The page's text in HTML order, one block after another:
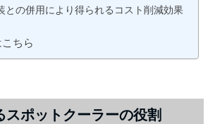
との併用により得られるコスト削減効果
ちら
スポットクーラーの役割